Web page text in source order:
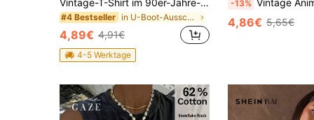
Vintage-T-Shirt im 90er-Jahre-Stil mit lustigem Puppengesicht-Meme, Used-Look und aus verschiedenen Stoffen. Sommertops.
#4 Bestseller in U-Boot-Ausschnitt Damen Oberteile, Blusen & T-S
4,89€ 4,91€
4-5 Werktage
-13% Vintage Anime Tarotkarten-T-Shirt mit
4,86€ 5,65€